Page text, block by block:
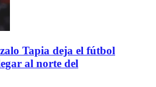
Tapia deja el fútbol
al norte del